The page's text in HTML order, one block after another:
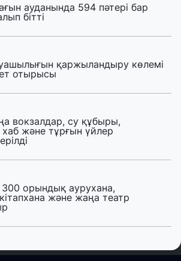
ауданында 594 пәтері бар
бітті
қаржыландыру көлемі
отырысы
вокзалдар, су құбыры,
және тұрғын үйлер
орындық аурухана,
және жаңа театр
азаматтарының ең